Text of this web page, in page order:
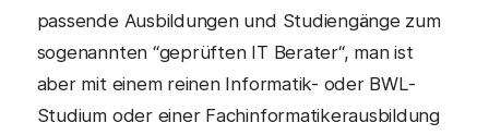
passende Ausbildungen und Studiengänge zum
sogenannten “geprüften IT Berater“, man ist
aber mit einem reinen Informatik- oder BWL-
Studium oder einer Fachinformatikerausbildung